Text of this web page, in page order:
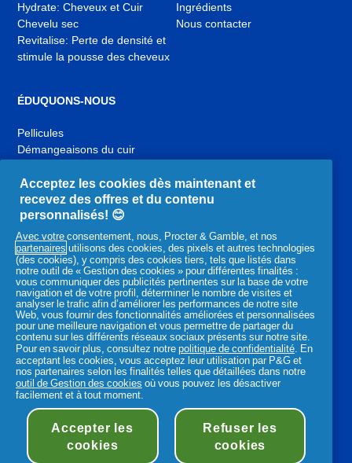
Hydrate: Cheveux et Cuir
Chevelu sec
Revitalise: Perte de densité et
stimule la pousse des cheveux
ÉDUQUONS-NOUS
Pellicules
Démangeaisons du cuir
Cuir chevelu sec
Cuir chevelu et cheveux gras
Maladies du cuir chevelu
Routine pour vos cheveux
Ingrédients
Nous contacter
Produits P&G associés :
,
s'ouvre
dans
un
nouvel
,
dans
,
un
YouTube
,
s'ouvre
dans
un
nouvel
onglet
Facebook
,
s'ouvre
dans
un
nouvel
onglet
Instagram
,
s'ouvre
dans
un
nouvel
onglet
Déclaration d'accessibilité
Conditions d’utilisations
Mes Données
Notification de confidentialité Plan du site
Acceptez les cookies dès maintenant et
recevez des offres et du contenu
personnalisés! 😊
Avec votre consentement, nous, Procter & Gamble, et nos
partenaires utilisons des cookies, des pixels et autres technologies
(des cookies), y compris des cookies tiers, tels que listés dans
notre outil de « Gestion des cookies » pour différentes finalités :
vous communiquer des publicités pertinentes sur la base de votre
navigation et de votre profil, déterminer le nombre de visites et
analyser le trafic afin d’améliorer les performances de notre site
Web, vous fournir des fonctionnalités améliorées et personnalisées
pour une meilleure navigation et vous permettre de partager du
contenu sur les différents réseaux sociaux présents sur notre site.
Pour en savoir plus, consultez notrepolitique de confidentialité . En
acceptant les cookies, vous acceptez leur utilisation par P&G et
nos partenaires selon les finalités telles que détaillées dans notre
outil de Gestion des cookies où vous pouvez les désactiver
facilement et à tout moment.
Accepter les
cookies
Refuser les
cookies